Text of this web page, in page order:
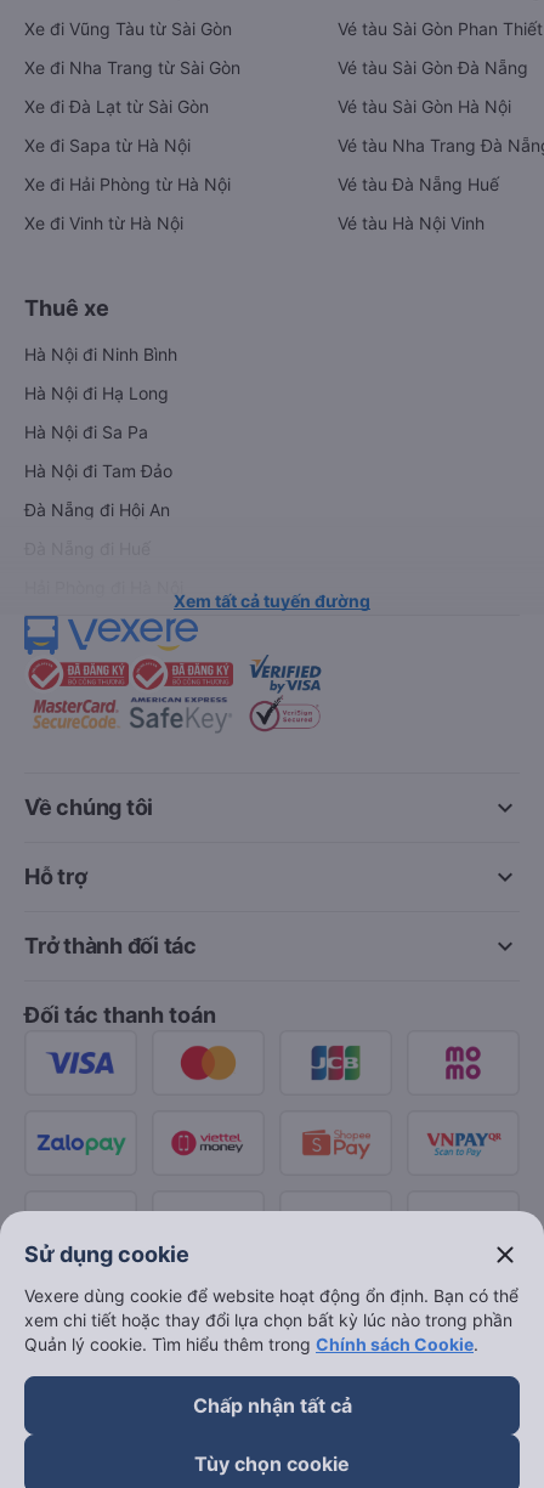
Xe đi Vũng Tàu từ Sài Gòn
Xe đi Nha Trang từ Sài Gòn
Xe đi Đà Lạt từ Sài Gòn
Xe đi Sapa từ Hà Nội
Xe đi Hải Phòng từ Hà Nội
Xe đi Vinh từ Hà Nội
Vé tàu Sài Gòn Phan Thiết
Vé tàu Sài Gòn Đà Nẵng
Vé tàu Sài Gòn Hà Nội
Vé tàu Nha Trang Đà
Vé tàu Đà Nẵng Huế
Vé tàu Hà Nội Vinh
Thuê xe
Hà Nội đi Ninh Bình
Hà Nội đi Hạ Long
Hà Nội đi Sa Pa
Hà Nội đi Tam Đảo
Đà Nẵng đi Hội An
Xem tất cả tuyến đường
keyboard_arrow_down
Về chúng tôi
keyboard_arrow_down
Hỗ trợ
keyboard_arrow_down
Trở thành đối tác
Đối tác thanh toán
Sử dụng cookie close
Vexere dùng cookie để website hoạt động ổn định. Bạn có thể
xem chi tiết hoặc thay đổi lựa chọn bất kỳ lúc nào trong phần
Quản lý cookie. Tìm hiểu thêm trong Chính sách Cookie.
Chấp nhận tất cả
Tùy chọn cookie